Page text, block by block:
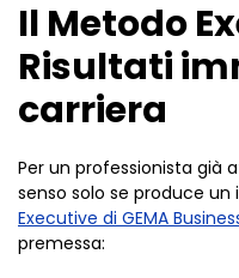
Il Metodo
Risultati
carriera
Per un professionista già
senso solo se produce
Executive di GEMA
premessa: